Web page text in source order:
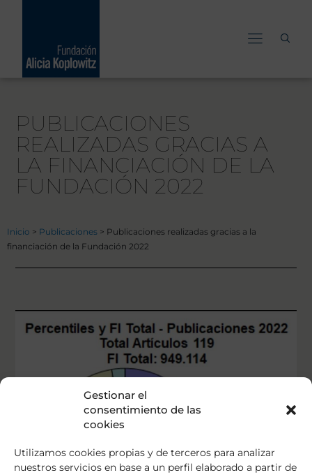
Gestionar el
consentimiento de las
cookies
Utilizamos cookies propias y de terceros para analizar
nuestros servicios en base a un perfil elaborado a partir de
PUBLICACIONES
REALIZADAS GRACIAS A
LA FINANCIACIÓN DE LA
FUNDACIÓN 2022
Inicio > Publicaciones > Publicaciones realizadas gracias a la
financiación de la Fundación 2022